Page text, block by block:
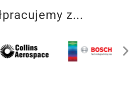
z...